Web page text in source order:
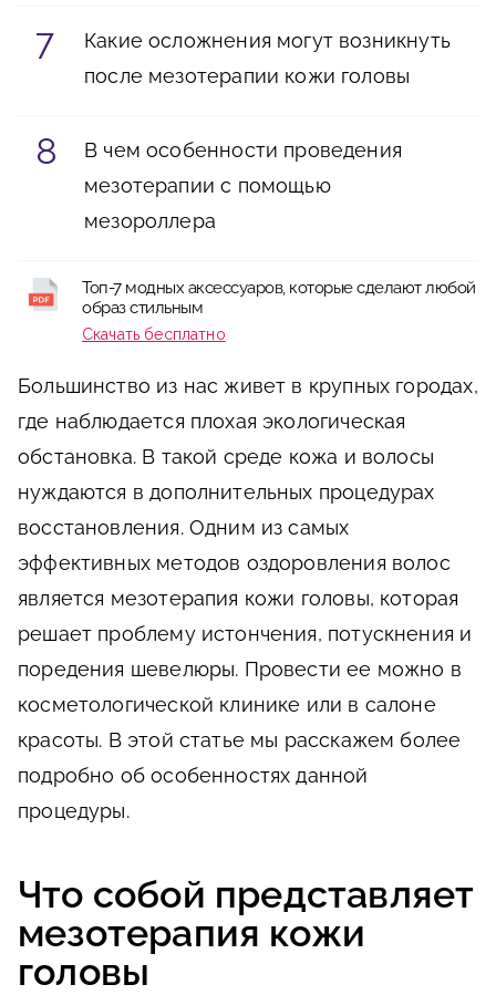
Какие осложнения могут возникнуть
после мезотерапии кожи головы
В чем особенности проведения
мезотерапии с помощью
мезороллера
Топ-7 модных аксессуаров, которые сделают любой
образ стильным
Скачать бесплатно
Большинство из нас живет в крупных городах,
где наблюдается плохая экологическая
обстановка. В такой среде кожа и волосы
нуждаются в дополнительных процедурах
восстановления. Одним из самых
эффективных методов оздоровления волос
является мезотерапия кожи головы, которая
решает проблему истончения, потускнения и
поредения шевелюры. Провести ее можно в
косметологической клинике или в салоне
красоты. В этой статье мы расскажем более
подробно об особенностях данной
процедуры.
Что собой представляет
мезотерапия кожи
головы